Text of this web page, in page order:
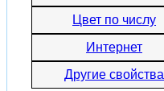
Цвет по числу
Интернет
Другие свойства